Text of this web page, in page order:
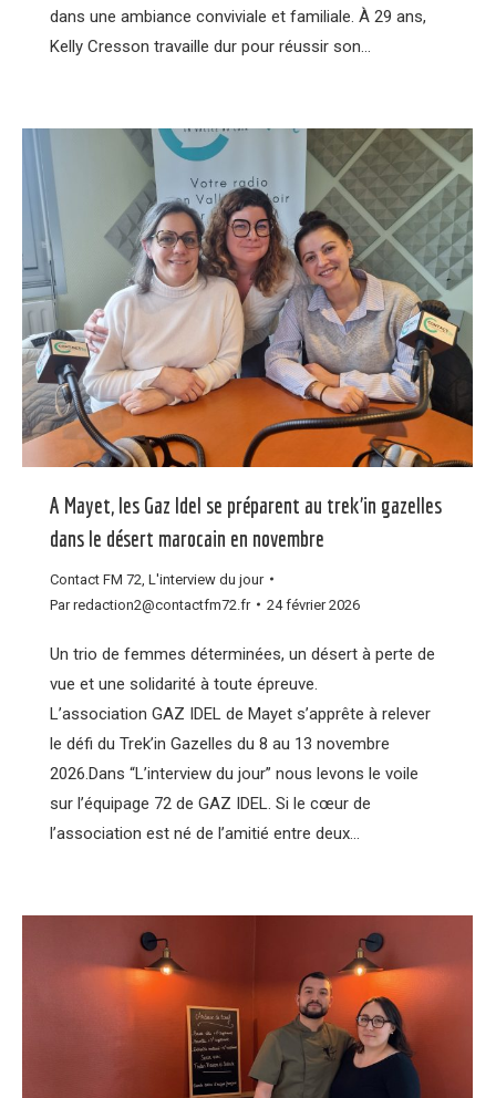
dans une ambiance conviviale et familiale. À 29 ans,
Kelly Cresson travaille dur pour réussir son…
A Mayet, les Gaz Idel se préparent au trek’in gazelles
dans le désert marocain en novembre
Contact FM 72 L'interview du jour
Parredaction2@contactfm72.fr 24 février 2026
Un trio de femmes déterminées, un désert à perte de
vue et une solidarité à toute épreuve.
L’association GAZ IDEL de Mayet s’apprête à relever
le défi du Trek’in Gazelles du 8 au 13 novembre
2026.Dans “L’interview du jour” nous levons le voile
sur l’équipage 72 de GAZ IDEL. Si le cœur de
l’association est né de l’amitié entre deux…